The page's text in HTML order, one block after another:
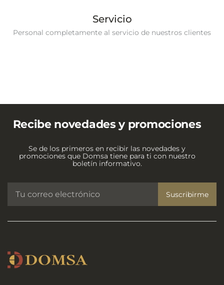
Servicio
Personal completamente al servicio de nuestros clientes
Recibe novedades y promociones
Se de los primeros en recibir las novedades y
promociones que Domsa tiene para ti con nuestro
boletín informativo.
Suscribirme